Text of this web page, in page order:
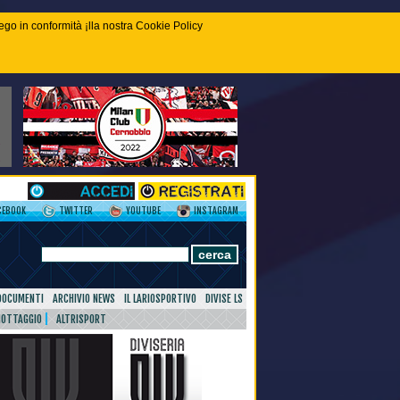
in conformità ¡lla nostra Cookie Policy
TWITTER YOUTUBE INSTAGRAM
ARCHIVIO NEWS IL LARIOSPORTIVO
DIVISE LS
ALTRISPORT